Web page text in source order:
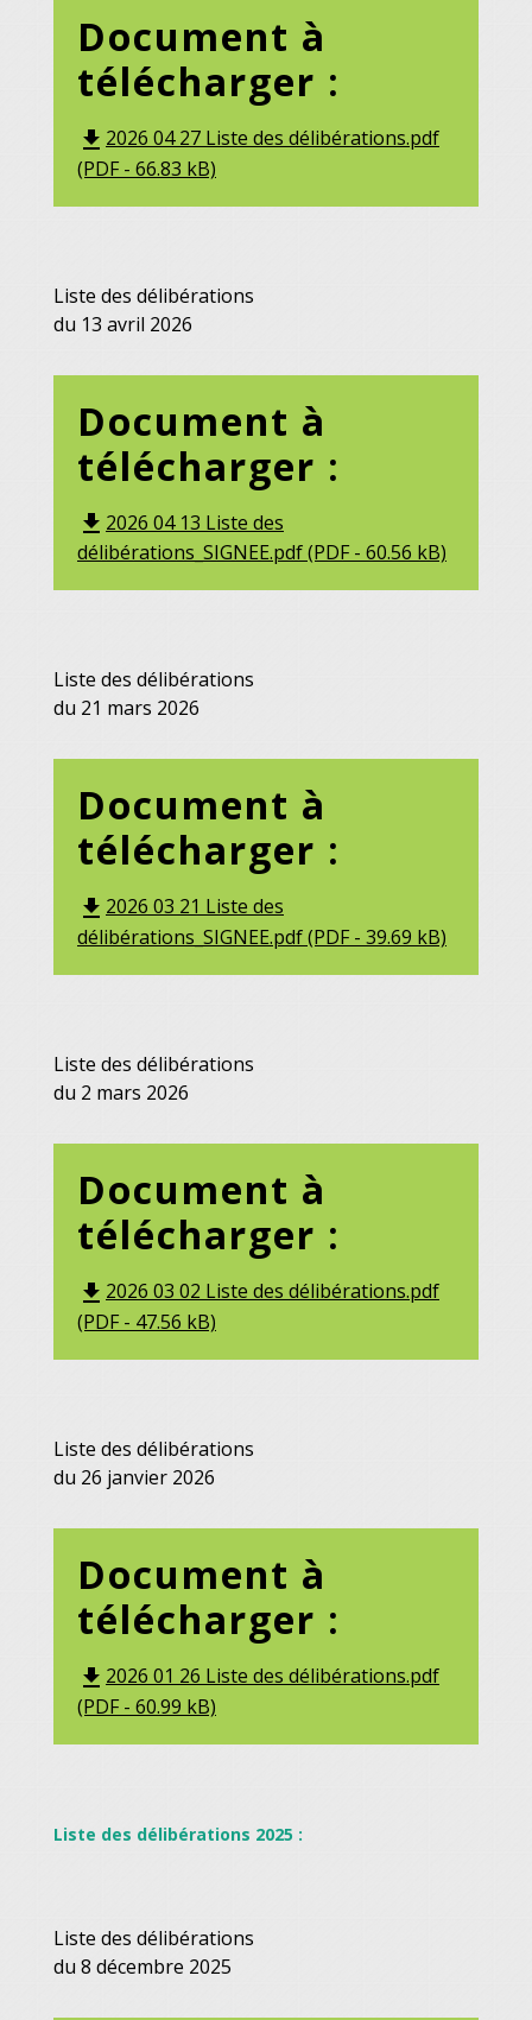
Document à
télécharger :
file_download 2026 04 27 Liste des délibérations.pdf
(PDF - 66.83 kB)
Liste des délibérations
du 13 avril 2026
Document à
télécharger :
file_download 2026 04 13 Liste des
délibérations_SIGNEE.pdf (PDF - 60.56 kB)
Liste des délibérations
du 21 mars 2026
Document à
télécharger :
file_download 2026 03 21 Liste des
délibérations_SIGNEE.pdf (PDF - 39.69 kB)
Liste des délibérations
du 2 mars 2026
Document à
télécharger :
file_download 2026 03 02 Liste des délibérations.pdf
(PDF - 47.56 kB)
Liste des délibérations
du 26 janvier 2026
Document à
télécharger :
file_download 2026 01 26 Liste des délibérations.pdf
(PDF - 60.99 kB)
Liste des délibérations 2025 :
Liste des délibérations
du 8 décembre 2025